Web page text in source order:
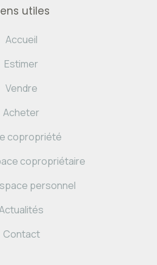
utiles
Accueil
Estimer
Vendre
Acheter
copropriété
copropriétaire
personnel
Contact